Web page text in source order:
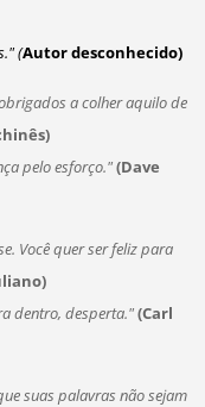
(Autor desconhecido)
a colher aquilo de
pelo esforço."(Dave
Você quer ser feliz para
dentro, desperta."(Carl
suas palavras não sejam